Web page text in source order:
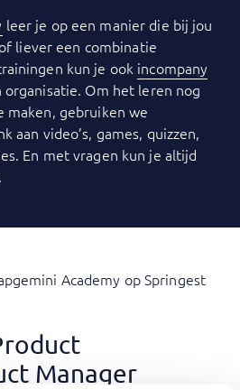
leer je op een manier die bij jou
liever een combinatie
kun je ook incompany
Om het leren nog
gebruiken we
aan video’s, games, quizzen,
En met vragen kun je altijd
Academy op Springest
Manager